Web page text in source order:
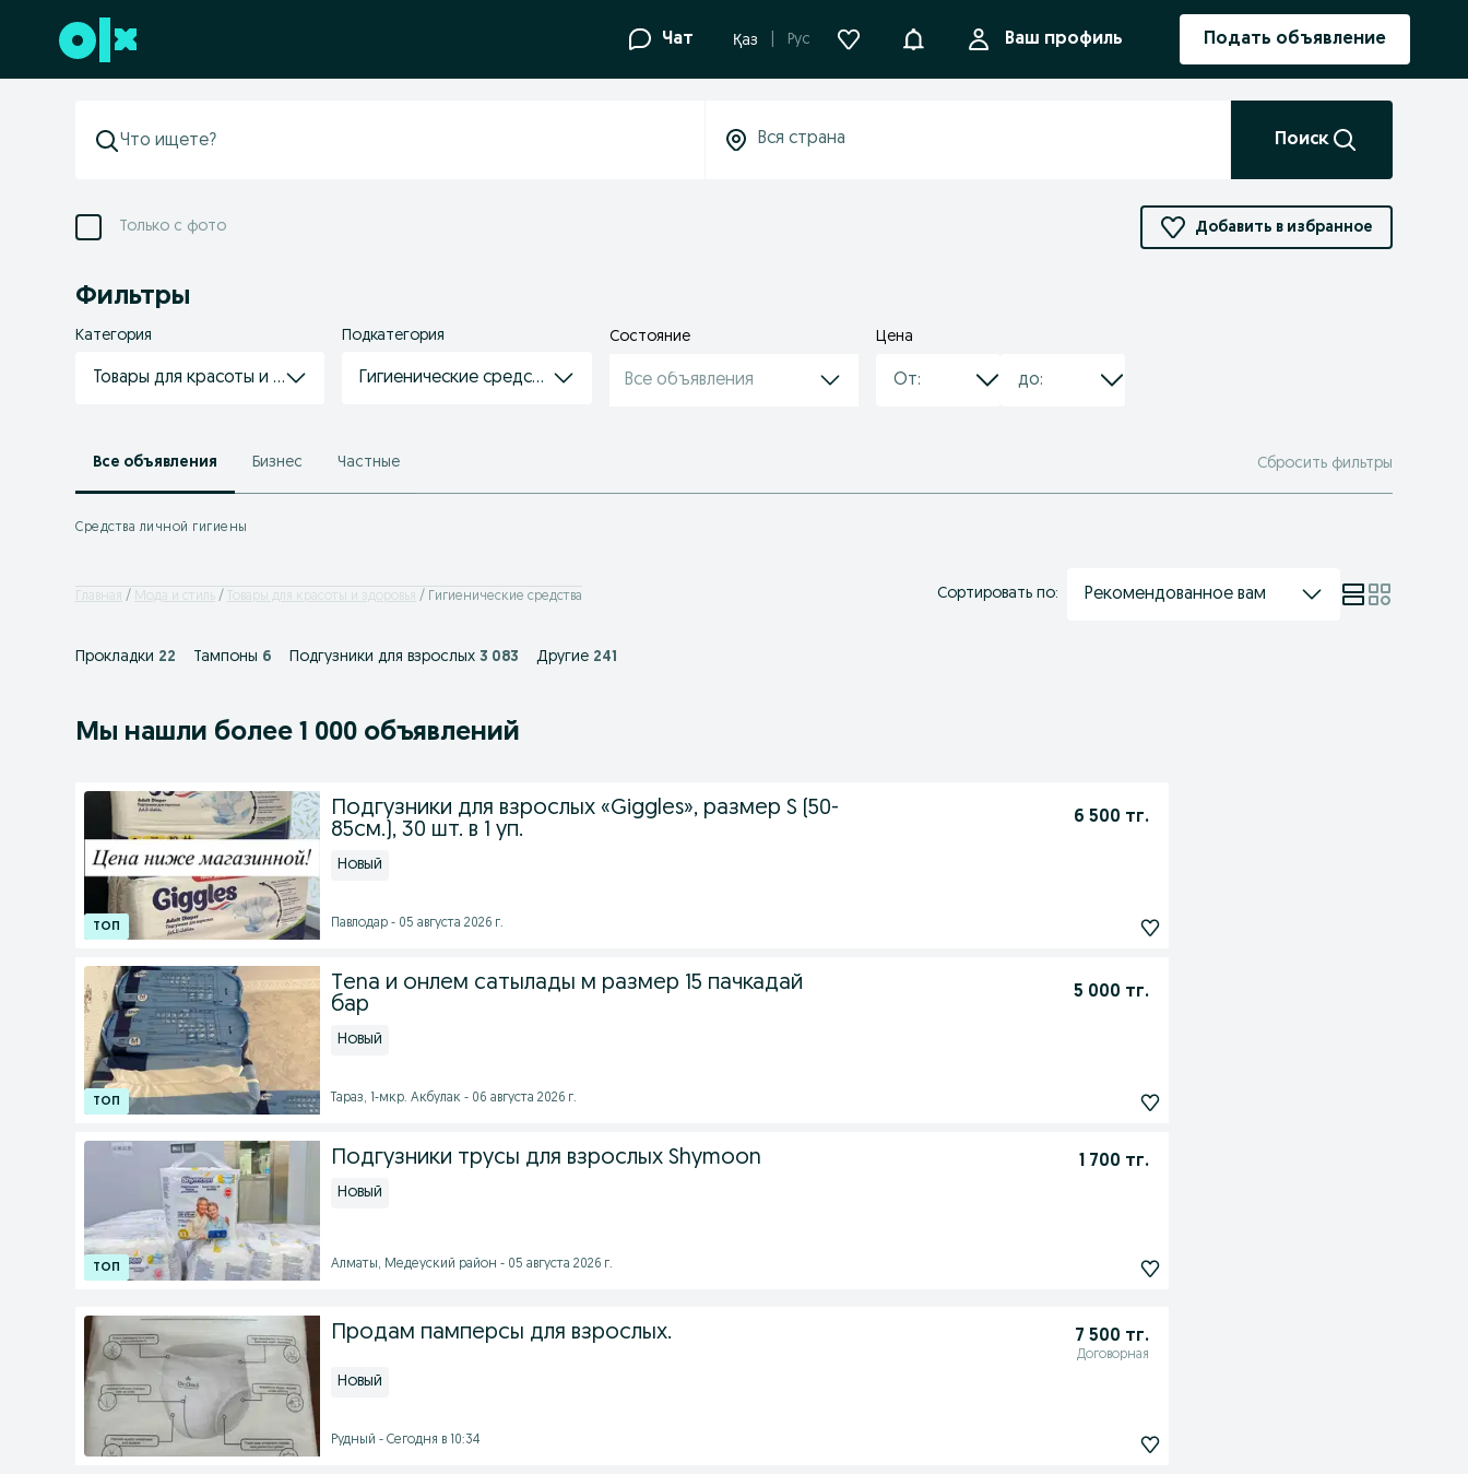
Перейти к нижнему колонтитулу Чат Қаз Рус УведомленияВаш профиль Подать объявление
Поиск
Только с фото Добавить в избранное
Фильтры
Категория
Товары для красоты и здоровья
Подкатегория
Гигиенические средства
Состояние
Все объявления
Цена
Все объявления Бизнес Частные Сбросить фильтры
Средства личной гигиены
Главная Мода и стиль Товары для красоты и здоровья Гигиенические средства Сортировать по: Рекомендованное вам
Прокладки 22 Тампоны 6 Подгузники для взрослых 3 083 Другие 241
Мы нашли более 1 000 объявлений
Подгузники для взрослых «Giggles», размер S (50-
85см.), 30 шт. в 1 уп.
6 500 тг.
Новый
Павлодар - 05 августа 2026 г.
Tena и онлем сатылады м размер 15 пачкадай
бар
5 000 тг.
Новый
Тараз, 1-мкр. Акбулак - 06 августа 2026 г.
Подгузники трусы для взрослых Shymoon 1 700 тг.
Новый
Алматы, Медеуский район - 05 августа 2026 г.
Продам памперсы для взрослых. 7 500 тг.
Договорная
Новый
Рудный - Сегодня в 10:34